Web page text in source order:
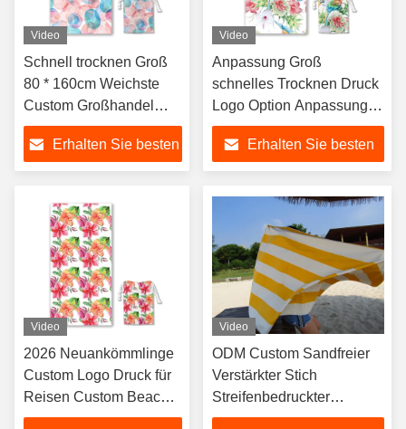
Video
Schnell trocknen Groß
80 * 160cm Weichste
Custom Großhandel
Custom Beach
Handtuch
Erhalten Sie besten
Video
Anpassung Groß
schnelles Trocknen Druck
Logo Option Anpassung
Strandhandtuch
Erhalten Sie besten
Video
2026 Neuankömmlinge
Custom Logo Druck für
Reisen Custom Beach
Towel
Video
ODM Custom Sandfreier
Verstärkter Stich
Streifenbedruckter
Mikrofaser-Strandtuch